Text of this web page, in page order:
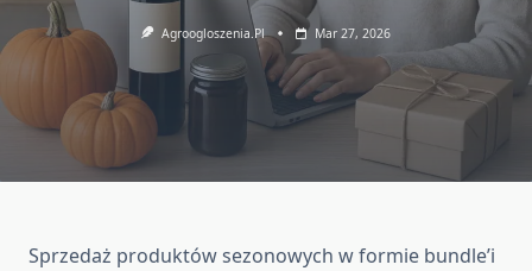
Agroogloszenia.pl Mar 27, 2026
Sprzedaż produktów sezonowych w formie bundle’i